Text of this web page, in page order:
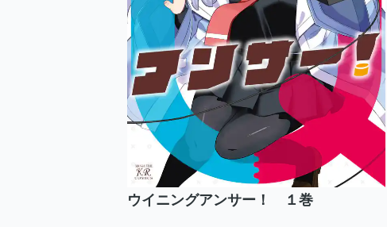
ウイニングアンサー！ １巻